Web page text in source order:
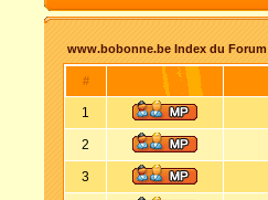
www.bobonne.be Index du Forum
#
1
2
3